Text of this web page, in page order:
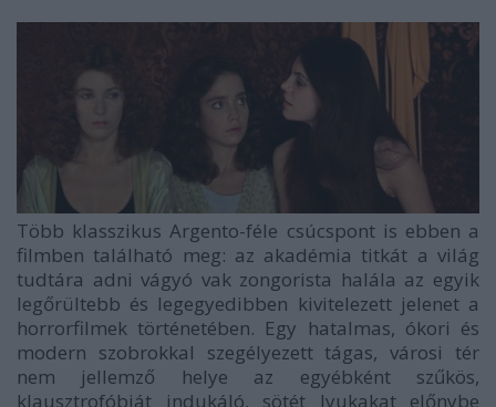
Több klasszikus Argento-féle csúcspont is ebben a
filmben található meg: az akadémia titkát a világ
tudtára adni vágyó vak zongorista halála az egyik
legőrültebb és legegyedibben kivitelezett jelenet a
horrorfilmek történetében. Egy hatalmas, ókori és
modern szobrokkal szegélyezett tágas, városi tér
nem jellemző helye az egyébként szűkös,
klausztrofóbiát indukáló, sötét lyukakat előnybe